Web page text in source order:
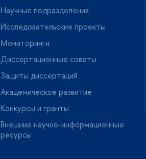
Научные подразделения
Исследовательские проекты
Мониторинги
Диссертационные советы
Защиты диссертаций
Академическое развитие
Конкурсы и гранты
нешние научно-информационные
ресурсы